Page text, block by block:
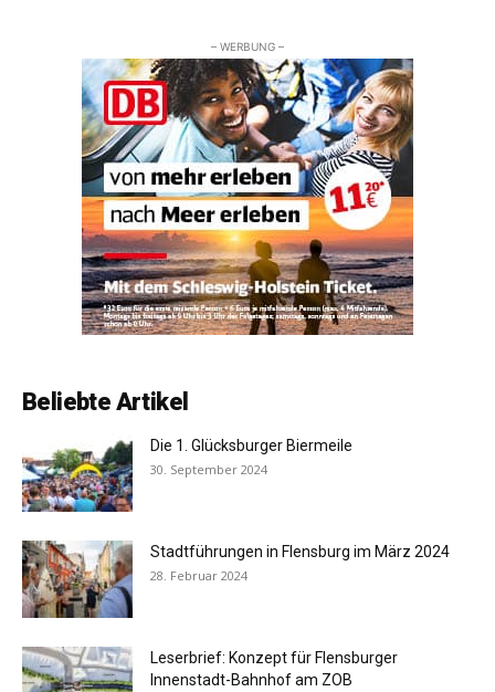
– WERBUNG –
Beliebte Artikel
Die 1. Glücksburger Biermeile
30. September 2024
Stadtführungen in Flensburg im März 2024
28. Februar 2024
Leserbrief: Konzept für Flensburger
Innenstadt-Bahnhof am ZOB